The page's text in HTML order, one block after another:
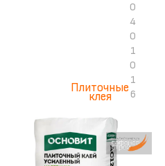
Плиточные
клея
0
4
0
1
0
1
6